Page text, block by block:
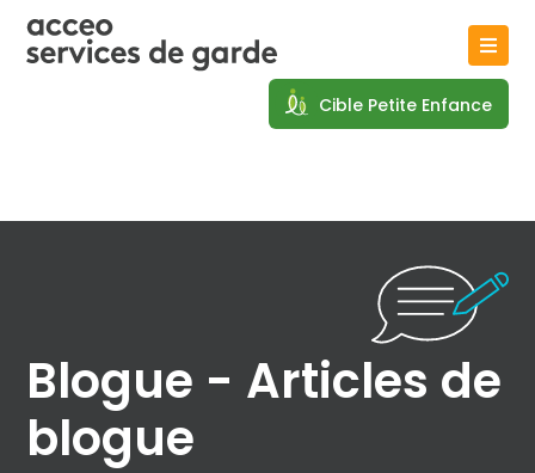
Cible Petite Enfance
Blogue - Articles de
blogue